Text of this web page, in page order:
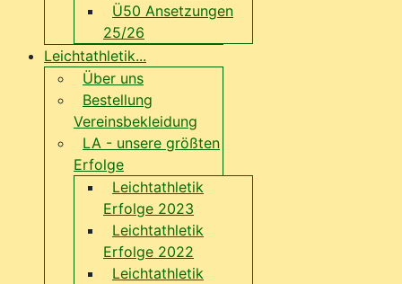
Ü50 Ansetzungen
25/26
Leichtathletik...
Über uns
Bestellung
Vereinsbekleidung
LA - unsere größten
Erfolge
Leichtathletik
Erfolge 2023
Leichtathletik
Erfolge 2022
Leichtathletik